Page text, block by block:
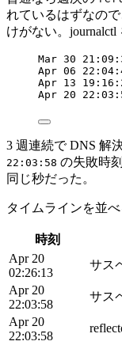
れているはずなの
けがない。journalctl
Mar 30
Apr 06
Apr 13
Apr 20
3 週連続で DNS 解
22:03:58 の失敗時
同じ秒だった。
タイムラインを並べ
時刻
Apr 20
02:26:13
サス
Apr 20
22:03:58
サス
Apr 20
22:03:58